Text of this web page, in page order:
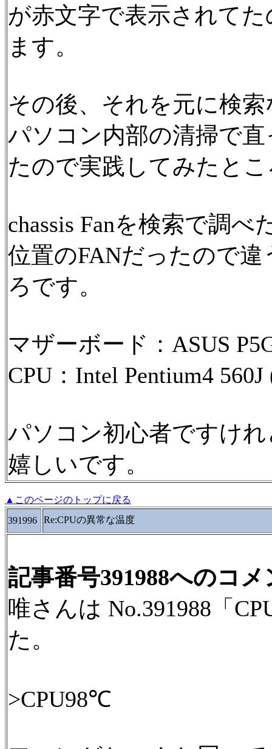
が赤文字で表示されて
ます。
その後、それを元に検
パソコン内部の清掃で
たので実践してみたと
chassis Fanを検索で調
位置のFANだったので
ろです。
マザーボード：ASUS
CPU：Intel Pentium4 560J
パソコン初心者ですけ
嬉しいです。
▲このページのトップに戻る
391996
Re:CPUの異常な温度
記事番号391988へのコメ
唯さんは No.391988「
た。
>CPU98℃